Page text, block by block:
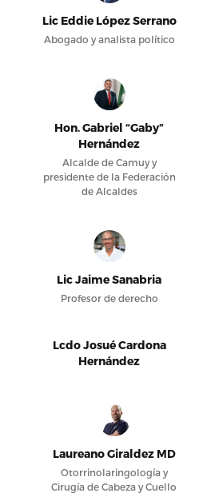
Lic Eddie López Serrano
Abogado y analista político
Hon. Gabriel “Gaby”
Hernández
Alcalde de Camuy y
presidente de la Federación
de Alcaldes
Lic Jaime Sanabria
Profesor de derecho
Lcdo Josué Cardona
Hernández
Laureano Giraldez MD
Otorrinolaringología y
Cirugía de Cabeza y Cuello